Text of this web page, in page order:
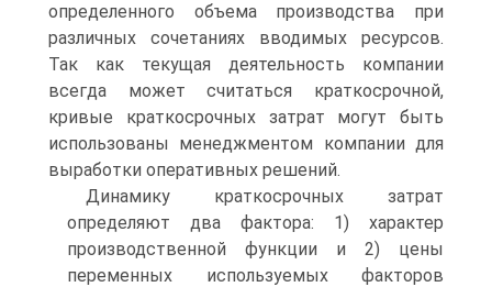
определенного объема производства при
различных сочетаниях вводимых ресурсов.
Так как текущая деятельность компании
всегда может считаться краткосрочной,
кривые краткосрочных затрат могут быть
использованы менеджментом компании для
выработки оперативных решений.
Динамику краткосрочных затрат
определяют два фактора: 1) характер
производственной функции и 2) цены
переменных используемых факторов